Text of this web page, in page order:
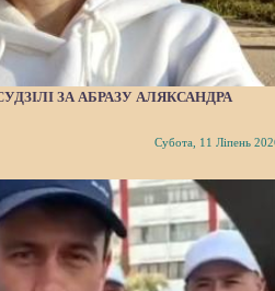
ЗА АБРАЗУ АЛЯКСАНДРА
Субота, 11 Ліпень